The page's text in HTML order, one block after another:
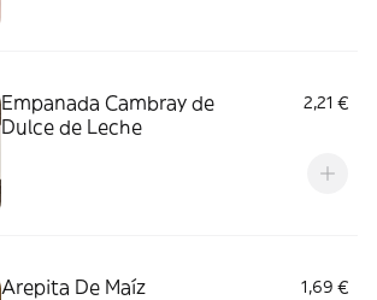
Empanada Cambray de
Dulce de Leche
2,21 €
Arepita De Maíz 1,69 €